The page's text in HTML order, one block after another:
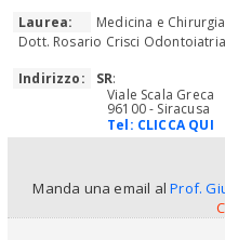
Laurea:
Medicina e Chirurgia
Dott. Rosario Crisci
Indirizzo:
SR:
Viale Scala Greca
96100 - Siracusa
Tel: CLICCA QUI
Manda una email alProf.